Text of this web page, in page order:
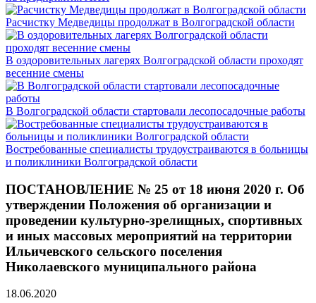
Расчистку Медведицы продолжат в Волгоградской области
В оздоровительных лагерях Волгоградской области проходят
весенние смены
В Волгоградской области стартовали лесопосадочные работы
Востребованные специалисты трудоустраиваются в больницы
и поликлиники Волгоградской области
ПОСТАНОВЛЕНИЕ № 25 от 18 июня 2020 г. Об
утверждении Положения об организации и
проведении культурно-зрелищных, спортивных
и иных массовых мероприятий на территории
Ильичевского сельского поселения
Николаевского муниципального района
18.06.2020